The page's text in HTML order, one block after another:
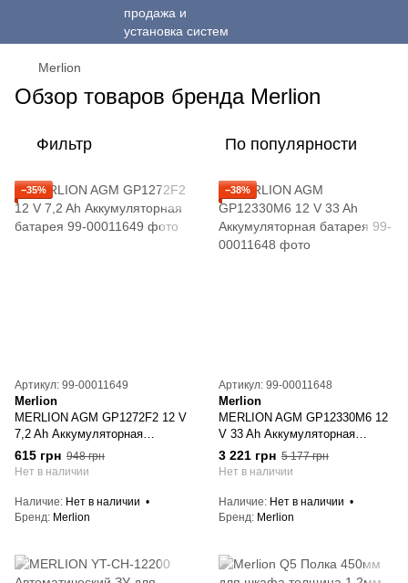
Merlion
Обзор товаров бренда Merlion
Фильтр По популярности
−35%
Артикул: 99-00011649
Merlion
MERLION AGM GP1272F2 12 V
7,2 Ah Аккумуляторная
батарея
615 грн 948 грн
Нет в наличии
Наличие
Нет в наличии
Бренд Merlion
−38%
Артикул: 99-00011648
Merlion
MERLION AGM GP12330M6 12
V 33 Ah Аккумуляторная
батарея
3 221 грн 5 177 грн
Нет в наличии
Наличие
Нет в наличии
Бренд Merlion